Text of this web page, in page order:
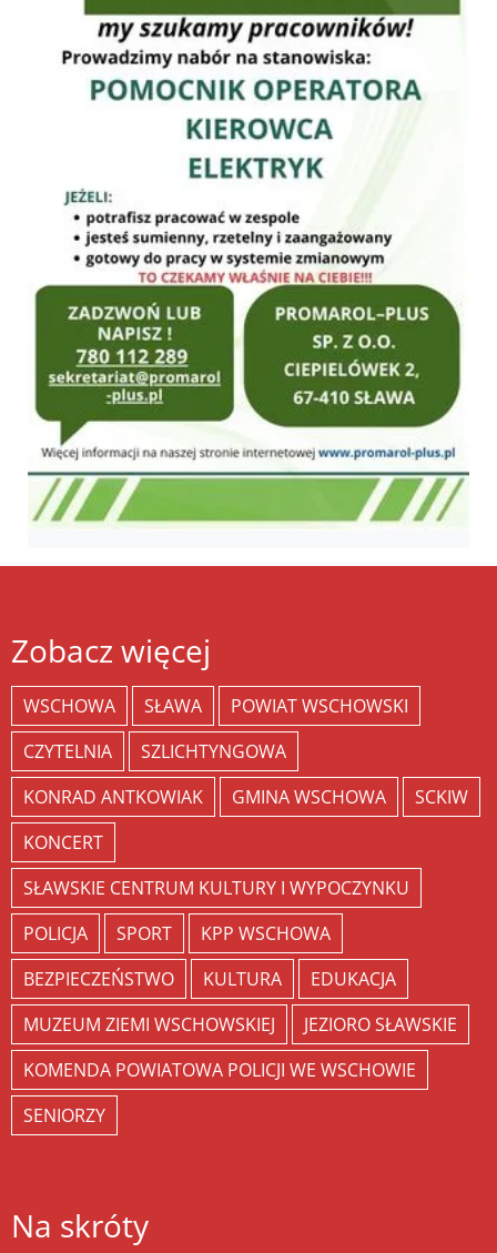
Zobacz więcej
WSCHOWA SŁAWA
POWIAT WSCHOWSKI
CZYTELNIA
SZLICHTYNGOWA
KONRAD ANTKOWIAK
GMINA WSCHOWA
SCKIW
KONCERT
SŁAWSKIE CENTRUM KULTURY I WYPOCZYNKU
POLICJA
SPORT
KPP WSCHOWA
BEZPIECZEŃSTWO
KULTURA
EDUKACJA
MUZEUM ZIEMI WSCHOWSKIEJ
JEZIORO SŁAWSKIE
KOMENDA POWIATOWA POLICJI WE WSCHOWIE
SENIORZY
Na skróty